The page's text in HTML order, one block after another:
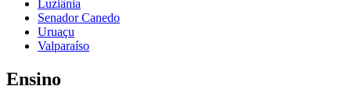
Luziânia
Senador Canedo
Uruaçu
Valparaíso
Ensino